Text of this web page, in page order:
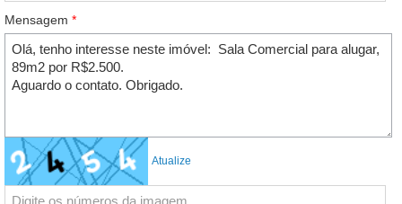
Mensagem *
Atualize